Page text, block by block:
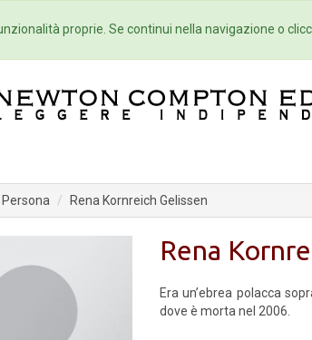
Home Autori Eventi
Persona Rena Kornreich Gelissen
Rena
Era un’ebrea polacca
dove è morta nel 2006.
proprie. Se continui nella navigazione o